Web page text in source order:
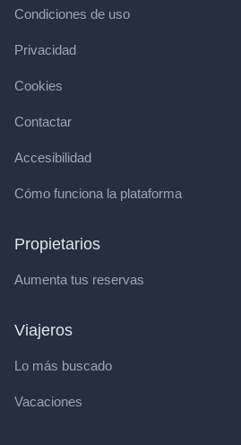
Condiciones de uso
Privacidad
Cookies
Contactar
Accesibilidad
Cómo funciona la plataforma
Propietarios
Aumenta tus reservas
Viajeros
Lo más buscado
Vacaciones